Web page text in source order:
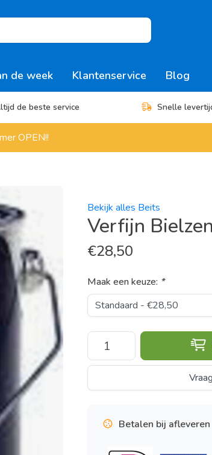
de week Klantenservice Blog
de beste service Snelle
OPEN!!
Bekijk alles Beits
Verfijn
€28,50
Maak een keuze: *
Betalen bij afleveren